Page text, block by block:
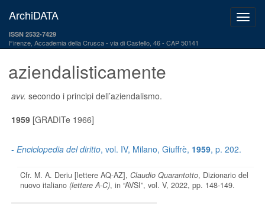
ArchiDATA
ISSN 2532-7429
Firenze, Accademia della Crusca via di Castello, 46 - CAP 50141
aziendalisticamente
avv. secondo i principi dell’aziendalismo.
1959[GRADITe 1966]
- Enciclopedia del diritto, vol. IV, Milano, Giuffrè, 1959, p. 202.
Cfr. M. A. Deriu [lettere AQ-AZ], Claudio Quarantotto, Dizionario del
nuovo italiano (lettere A-C), in “AVSI”, vol. V, 2022, pp. 148-149.